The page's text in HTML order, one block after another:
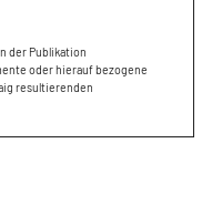
der Publikation
oder hierauf bezogene
resultierenden